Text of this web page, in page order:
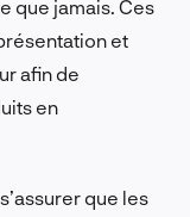
que jamais. Ces
et
afin de
en
que les